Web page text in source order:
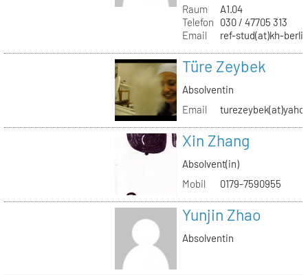
Raum
A1.04
Telefon
030 / 47705 313
Email
ref-stud(at)kh-
Türe Zeybek
Absolventin
Email
Xin Zhang
Absolvent(in)
Mobil
0179-7590955
Yunjin Zhao
Absolventin